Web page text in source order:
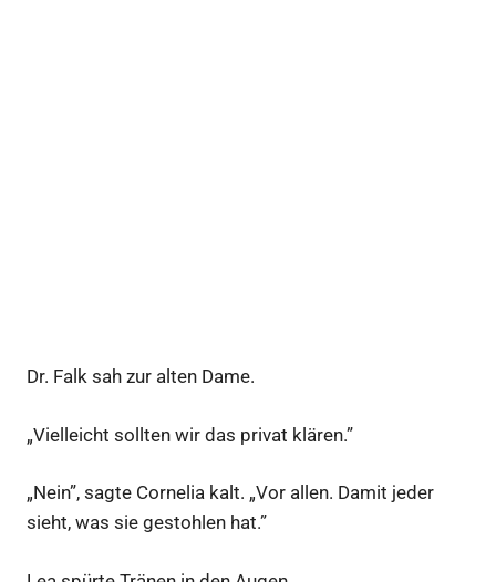
Dr. Falk sah zur alten Dame.
„Vielleicht sollten wir das privat klären.”
„Nein”, sagte Cornelia kalt. „Vor allen. Damit jeder
sieht, was sie gestohlen hat.”